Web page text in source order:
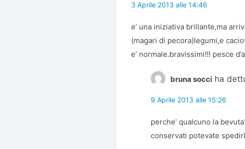
3 Aprile 2013 alle 14:46
e’ una iniziativa brillante,ma
(magari di pecora)legumi,e
e’ normale.bravissimi!!! pesce
bruna socci ha
9 Aprile 2013 alle 15:26
perche’ qualcuno la
conservati potevate